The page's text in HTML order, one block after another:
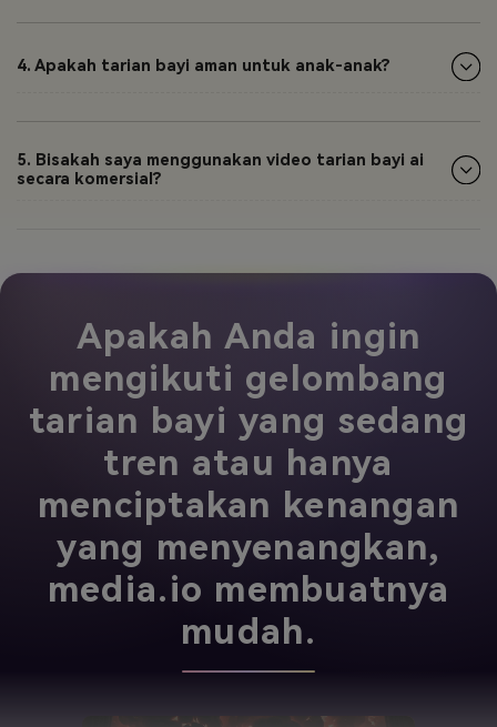
4. Apakah tarian bayi aman untuk anak-anak?
5. Bisakah saya menggunakan video tarian bayi ai
secara komersial?
Apakah Anda ingin
mengikuti gelombang
tarian bayi yang sedang
tren atau hanya
menciptakan kenangan
yang menyenangkan,
media.io membuatnya
mudah.